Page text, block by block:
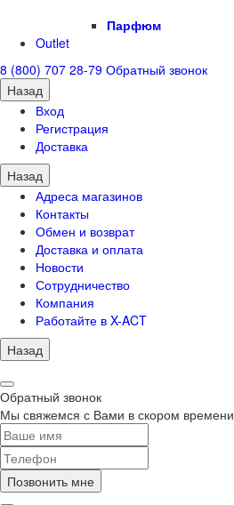
Парфюм
Outlet
8 (800) 707 28-79 Обратный звонок
Назад
Вход
Регистрация
Доставка
Назад
Адреса магазинов
Контакты
Обмен и возврат
Доставка и оплата
Новости
Сотрудничество
Компания
Работайте в X-ACT
Назад
Обратный звонок
Мы свяжемся с Вами в скором времени
Позвонить мне